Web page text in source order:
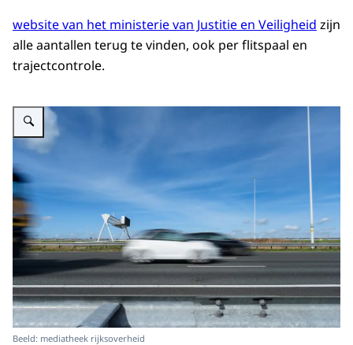
website van het ministerie van Justitie en Veiligheid zijn
alle aantallen terug te vinden, ook per flitspaal en
trajectcontrole.
Vergroot afbeelding snelheid
Beeld: mediatheek rijksoverheid